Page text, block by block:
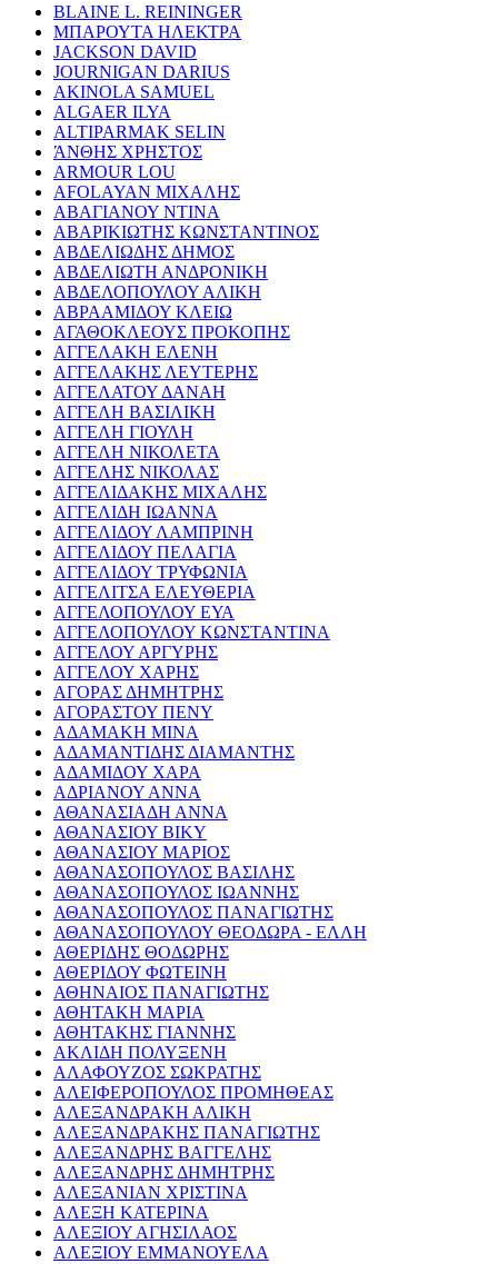
BLAINE L. REININGER
ΜΠΑΡΟΥΤΑ ΗΛΕΚΤΡΑ
JACKSON DAVID
JOURNIGAN DARIUS
AKINOLA SAMUEL
ALGAER ILYA
ALTIPARMAK SELIN
ΆΝΘΗΣ ΧΡΗΣΤΟΣ
ARMOUR LOU
AFOLAYAN ΜΙΧΑΛΗΣ
ΑΒΑΓΙΑΝΟΥ ΝΤΙΝΑ
ΑΒΑΡΙΚΙΩΤΗΣ ΚΩΝΣΤΑΝΤΙΝΟΣ
ΑΒΔΕΛΙΩΔΗΣ ΔΗΜΟΣ
ΑΒΔΕΛΙΩΤΗ ΑΝΔΡΟΝΙΚΗ
ΑΒΔΕΛΟΠΟΥΛΟΥ ΑΛΙΚΗ
ΑΒΡΑΑΜΙΔΟΥ ΚΛΕΙΩ
ΑΓΑΘΟΚΛΕΟΥΣ ΠΡΟΚΟΠΗΣ
ΑΓΓΕΛΑΚΗ ΕΛΕΝΗ
ΑΓΓΕΛΑΚΗΣ ΛΕΥΤΕΡΗΣ
ΑΓΓΕΛΑΤΟΥ ΔΑΝΑΗ
ΑΓΓΕΛΗ ΒΑΣΙΛΙΚΗ
ΑΓΓΕΛΗ ΓΙΟΥΛΗ
ΑΓΓΕΛΗ ΝΙΚΟΛΕΤΑ
ΑΓΓΕΛΗΣ ΝΙΚΟΛΑΣ
ΑΓΓΕΛΙΔΑΚΗΣ ΜΙΧΑΛΗΣ
ΑΓΓΕΛΙΔΗ ΙΩΑΝΝΑ
ΑΓΓΕΛΙΔΟΥ ΛΑΜΠΡΙΝΗ
ΑΓΓΕΛΙΔΟΥ ΠΕΛΑΓΙΑ
ΑΓΓΕΛΙΔΟΥ ΤΡΥΦΩΝΙΑ
ΑΓΓΕΛΙΤΣΑ ΕΛΕΥΘΕΡΙΑ
ΑΓΓΕΛΟΠΟΥΛΟΥ ΕΥΑ
ΑΓΓΕΛΟΠΟΥΛΟΥ ΚΩΝΣΤΑΝΤΙΝΑ
ΑΓΓΕΛΟΥ ΑΡΓΥΡΗΣ
ΑΓΓΕΛΟΥ ΧΑΡΗΣ
ΑΓΟΡΑΣ ΔΗΜΗΤΡΗΣ
ΑΓΟΡΑΣΤΟΥ ΠΕΝΥ
ΑΔΑΜΑΚΗ ΜΙΝΑ
ΑΔΑΜΑΝΤΙΔΗΣ ΔΙΑΜΑΝΤΗΣ
ΑΔΑΜΙΔΟΥ ΧΑΡΑ
ΑΔΡΙΑΝΟΥ ΑΝΝΑ
ΑΘΑΝΑΣΙΑΔΗ ΑΝΝΑ
ΑΘΑΝΑΣΙΟΥ ΒΙΚΥ
ΑΘΑΝΑΣΙΟΥ ΜΑΡΙΟΣ
ΑΘΑΝΑΣΟΠΟΥΛΟΣ ΒΑΣΙΛΗΣ
ΑΘΑΝΑΣΟΠΟΥΛΟΣ ΙΩΑΝΝΗΣ
ΑΘΑΝΑΣΟΠΟΥΛΟΣ ΠΑΝΑΓΙΩΤΗΣ
ΑΘΑΝΑΣΟΠΟΥΛΟΥ ΘΕΟΔΩΡΑ - ΕΛΛΗ
ΑΘΕΡΙΔΗΣ ΘΟΔΩΡΗΣ
ΑΘΕΡΙΔΟΥ ΦΩΤΕΙΝΗ
ΑΘΗΝΑΙΟΣ ΠΑΝΑΓΙΩΤΗΣ
ΑΘΗΤΑΚΗ ΜΑΡΙΑ
ΑΘΗΤΑΚΗΣ ΓΙΑΝΝΗΣ
ΑΚΛΙΔΗ ΠΟΛΥΞΕΝΗ
ΑΛΑΦΟΥΖΟΣ ΣΩΚΡΑΤΗΣ
ΑΛΕΙΦΕΡΟΠΟΥΛΟΣ ΠΡΟΜΗΘΕΑΣ
ΑΛΕΞΑΝΔΡΑΚΗ ΑΛΙΚΗ
ΑΛΕΞΑΝΔΡΑΚΗΣ ΠΑΝΑΓΙΩΤΗΣ
ΑΛΕΞΑΝΔΡΗΣ ΒΑΓΓΕΛΗΣ
ΑΛΕΞΑΝΔΡΗΣ ΔΗΜΗΤΡΗΣ
ΑΛΕΞΑΝΙΑΝ ΧΡΙΣΤΙΝΑ
ΑΛΕΞΗ ΚΑΤΕΡΙΝΑ
ΑΛΕΞΙΟΥ ΑΓΗΣΙΛΑΟΣ
ΑΛΕΞΙΟΥ ΕΜΜΑΝΟΥΕΛΑ